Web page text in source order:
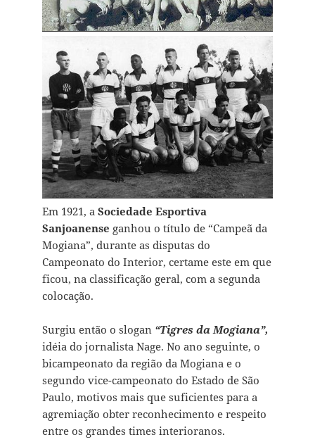
Em 1921, a Sociedade Esportiva
Sanjoanense ganhou o título de “Campeã da
Mogiana”, durante as disputas do
Campeonato do Interior, certame este em que
ficou, na classificação geral, com a segunda
colocação.
Surgiu então o slogan “Tigres da Mogiana”,
idéia do jornalista Nage. No ano seguinte, o
bicampeonato da região da Mogiana e o
segundo vice-campeonato do Estado de São
Paulo, motivos mais que suficientes para a
agremiação obter reconhecimento e respeito
entre os grandes times interioranos.